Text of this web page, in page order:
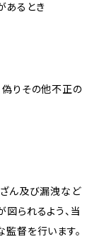
あるとき
偽りその他不正の
ざん及び漏洩など
られるよう、当
督を行います。